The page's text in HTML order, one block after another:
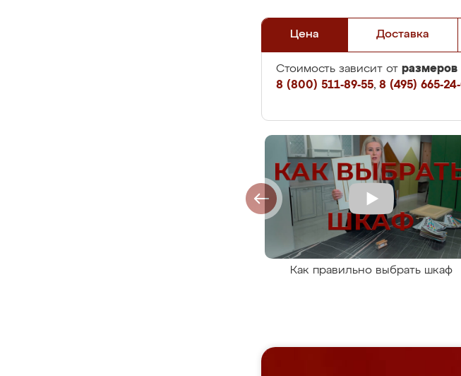
Цена Доставка
Стоимость зависит от размеров
8 (800) 511-89-55, 8 (495) 665-
Как правильно выбрать шкаф